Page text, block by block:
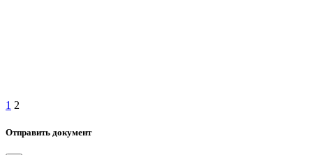
1 2
Отправить документ